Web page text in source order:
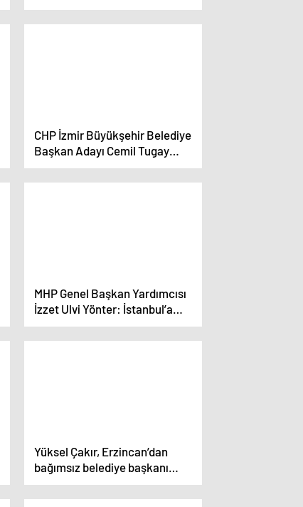
Geliştirecek
CHP İzmir Büyükşehir Belediye
Başkan Adayı Cemil Tugay
Menderes’te Seçim Ofisinin
Açılışını Gerçekleştirdi
MHP Genel Başkan Yardımcısı
İzzet Ulvi Yönter: İstanbul’a
Cumhur İttifakı mühür vursun
Yüksel Çakır, Erzincan’dan
bağımsız belediye başkanı
adaylığı için başvuruda
bulundu